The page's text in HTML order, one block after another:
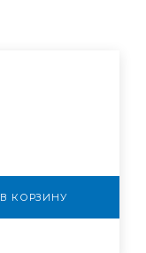
В КОРЗИНУ